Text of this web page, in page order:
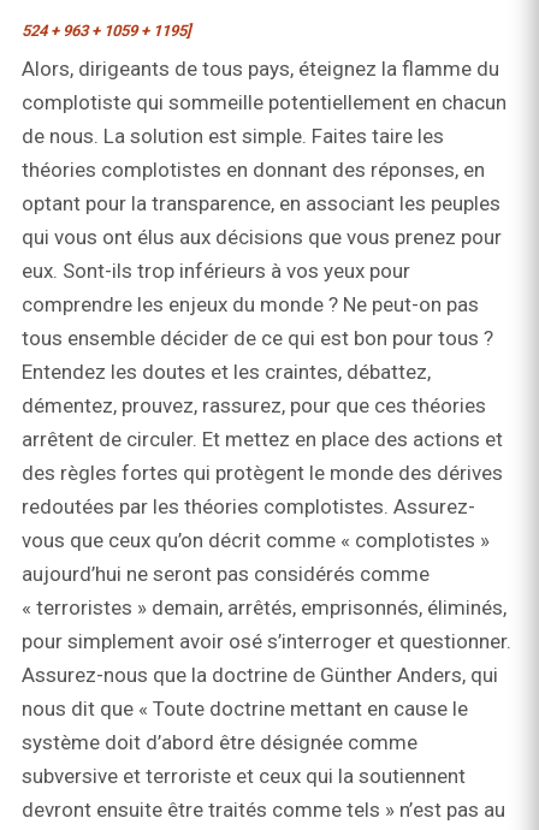
524 + 963 + 1059 + 1195]
Alors, dirigeants de tous pays, éteignez la flamme du
complotiste qui sommeille potentiellement en chacun
de nous. La solution est simple. Faites taire les
théories complotistes en donnant des réponses, en
optant pour la transparence, en associant les peuples
qui vous ont élus aux décisions que vous prenez pour
eux. Sont-ils trop inférieurs à vos yeux pour
comprendre les enjeux du monde ? Ne peut-on pas
tous ensemble décider de ce qui est bon pour tous ?
Entendez les doutes et les craintes, débattez,
démentez, prouvez, rassurez, pour que ces théories
arrêtent de circuler. Et mettez en place des actions et
des règles fortes qui protègent le monde des dérives
redoutées par les théories complotistes. Assurez-
vous que ceux qu’on décrit comme « complotistes »
aujourd’hui ne seront pas considérés comme
« terroristes » demain, arrêtés, emprisonnés, éliminés,
pour simplement avoir osé s’interroger et questionner.
Assurez-nous que la doctrine de Günther Anders, qui
nous dit que « Toute doctrine mettant en cause le
système doit d’abord être désignée comme
subversive et terroriste et ceux qui la soutiennent
devront ensuite être traités comme tels » n’est pas au